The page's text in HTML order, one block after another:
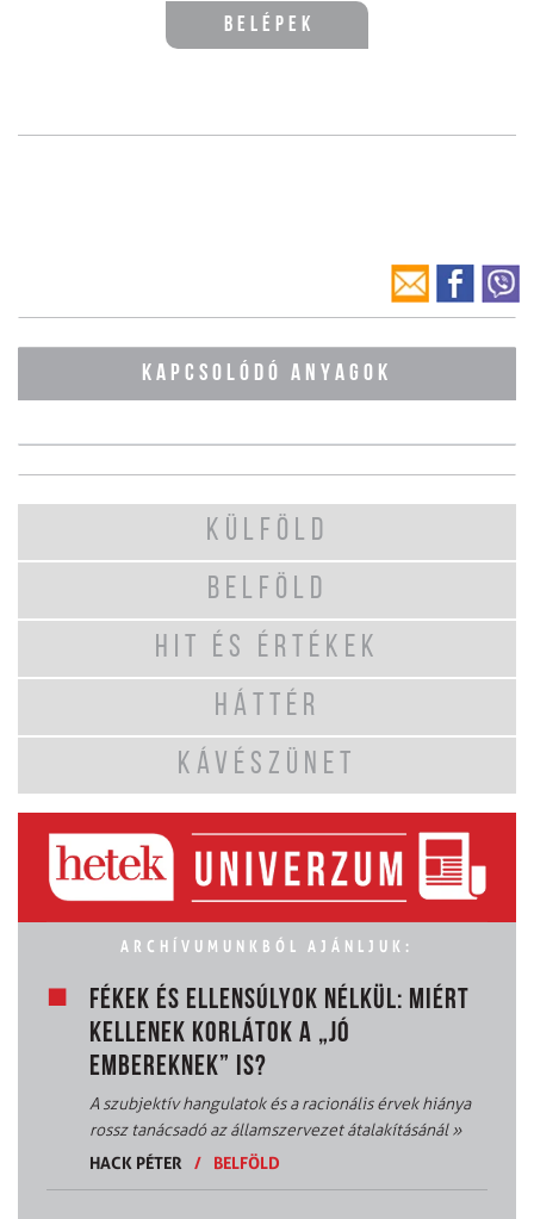
Belépek
KAPCSOLÓDÓ ANYAGOK
KÜLFÖLD
BELFÖLD
HIT ÉS ÉRTÉKEK
HÁTTÉR
KÁVÉSZÜNET
ARCHÍVUMUNKBÓL AJÁNLJUK:
FÉKEK ÉS ELLENSÚLYOK NÉLKÜL: MIÉRT
KELLENEK KORLÁTOK A „JÓ
EMBEREKNEK” IS?
A szubjektív hangulatok és a racionális érvek hiánya
rossz tanácsadó az államszervezet átalakításánál»
HACK PÉTER
/ BELFÖLD